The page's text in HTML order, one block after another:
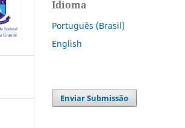
Idioma
Português (Brasil)
English
Enviar Submissão